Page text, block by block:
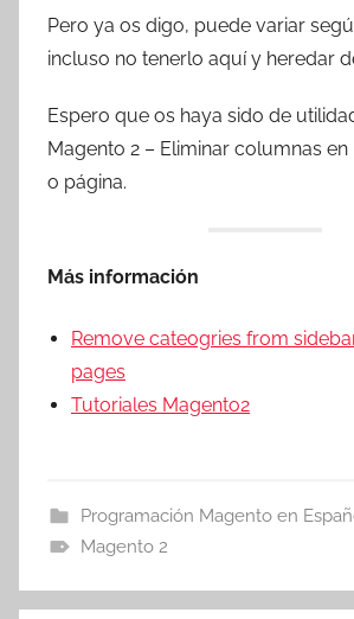
Pero ya os digo, puede variar
incluso no tenerlo aquí y heredar
Espero que os haya sido de
Magento 2 – Eliminar columnas
o página.
Más información
Remove cateogries from
pages
Tutoriales Magento2
Programación Magento en
Magento 2